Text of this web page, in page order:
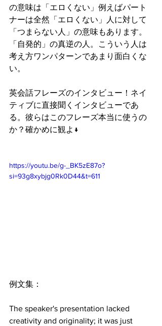
の意味は「エロくない」例えばパート
ナーは全然「エロくない」人に対して
「つまらない人」の意味もあります。
「自発的」の真逆の人。こういう人は
考え方ワンパターンであまり面白くな
い。
英会話フレーズのインタビュー！ネイ
ティブに直接聞くインタビューであ
る。彼らはこのフレーズ本当に使うの
か？確かめに観よ↓
https://youtu.be/g-_BK5zE87o?
si=93g8xybjg0Rk0D44&t=611
例文集：
The speaker's presentation lacked
creativity and originality; it was just